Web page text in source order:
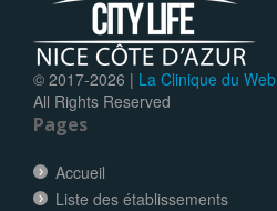
© 2017-2026 | La Clinique du Web
All Rights Reserved
Pages
Accueil
Liste des établissements